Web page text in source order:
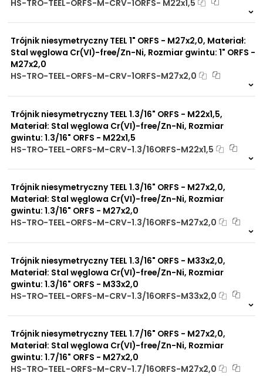
HS-TRO-TEEL-ORFS-M-CRV-1ORFS- M22x1,5
Trójnik niesymetryczny TEEL 1" ORFS - M27x2,0, Materiał:
Stal węglowa Cr(VI)-free/Zn-Ni, Rozmiar gwintu: 1" ORFS -
M27x2,0
HS-TRO-TEEL-ORFS-M-CRV-1ORFS-M27x2,0
Trójnik niesymetryczny TEEL 1.3/16" ORFS - M22x1,5,
Materiał: Stal węglowa Cr(VI)-free/Zn-Ni, Rozmiar
gwintu: 1.3/16" ORFS - M22x1,5
HS-TRO-TEEL-ORFS-M-CRV-1.3/16ORFS-M22x1,5
Trójnik niesymetryczny TEEL 1.3/16" ORFS - M27x2,0,
Materiał: Stal węglowa Cr(VI)-free/Zn-Ni, Rozmiar
gwintu: 1.3/16" ORFS - M27x2,0
HS-TRO-TEEL-ORFS-M-CRV-1.3/16ORFS-M27x2,0
Trójnik niesymetryczny TEEL 1.3/16" ORFS - M33x2,0,
Materiał: Stal węglowa Cr(VI)-free/Zn-Ni, Rozmiar
gwintu: 1.3/16" ORFS - M33x2,0
HS-TRO-TEEL-ORFS-M-CRV-1.3/16ORFS-M33x2,0
Trójnik niesymetryczny TEEL 1.7/16" ORFS - M27x2,0,
Materiał: Stal węglowa Cr(VI)-free/Zn-Ni, Rozmiar
gwintu: 1.7/16" ORFS - M27x2,0
HS-TRO-TEEL-ORFS-M-CRV-1.7/16ORFS-M27x2,0